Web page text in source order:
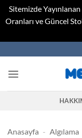
Sitemizde
Oranları ve Güncel
to
content
Anasayfa - Algılama